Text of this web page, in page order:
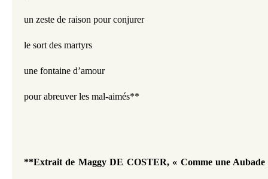
un zeste de raison pour conjurer
le sort des martyrs
une fontaine d’amour
pour abreuver les mal-aimés**
**Extrait de Maggy DE COSTER, « Comme une